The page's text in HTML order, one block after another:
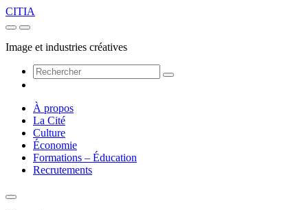
CITIA
Image et industries créatives
À propos
La Cité
Culture
Économie
Formations – Éducation
Recrutements